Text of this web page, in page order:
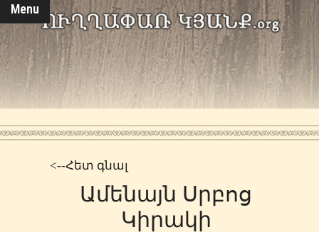
Menu
<--Հետ գնալ
Ամենայն Սրբոց
Կիրակի